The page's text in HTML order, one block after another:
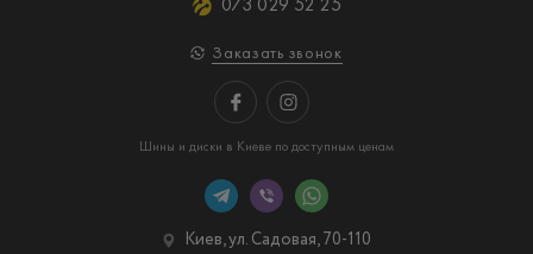
Заказать звонок
Шины и диски в Киеве по доступным ценам
Киев, ул. Садовая, 70-110